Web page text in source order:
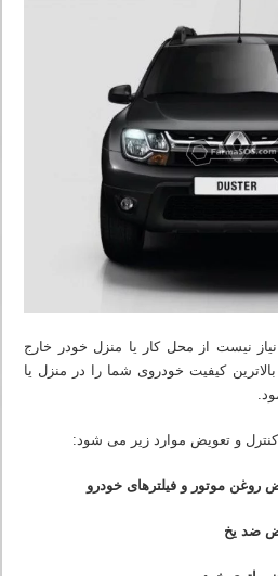
نیست از محل کار یا منزل خودر خارج
کیفیت خودروی شما را در منزل یا
و تعویض موارد زیر می شود: